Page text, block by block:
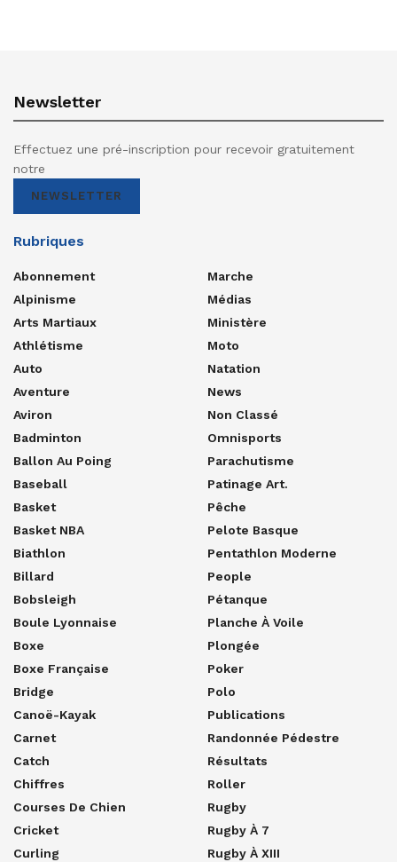
Newsletter
Effectuez une pré-inscription pour recevoir gratuitement
notre
NEWSLETTER
Rubriques
Abonnement
Alpinisme
Arts Martiaux
Athlétisme
Auto
Aventure
Aviron
Badminton
Ballon Au Poing
Baseball
Basket
Basket NBA
Biathlon
Billard
Bobsleigh
Boule Lyonnaise
Boxe
Boxe Française
Bridge
Canoë-Kayak
Carnet
Catch
Chiffres
Courses De Chien
Cricket
Curling
Marche
Médias
Ministère
Moto
Natation
News
Non Classé
Omnisports
Parachutisme
Patinage Art.
Pêche
Pelote Basque
Pentathlon Moderne
People
Pétanque
Planche À Voile
Plongée
Poker
Polo
Publications
Randonnée Pédestre
Résultats
Roller
Rugby
Rugby À 7
Rugby À XIII